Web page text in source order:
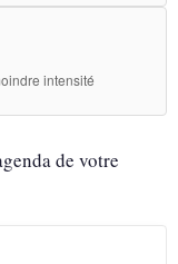
intensité
de votre